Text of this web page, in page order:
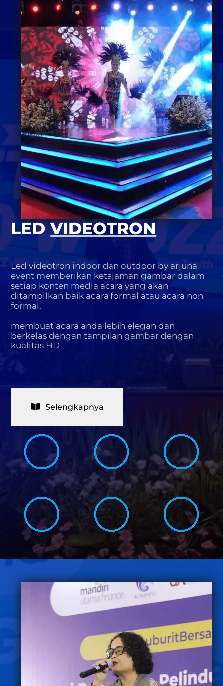
LEDVIDEOTRON
Led videotron indoor dan outdoor by arjuna
event memberikan ketajaman gambar dalam
setiap konten media acara yang akan
ditampilkan baik acara formal atau acara non
formal.
membuat acara anda lebih elegan dan
berkelas dengan tampilan gambar dengan
kualitas HD
Selengkapnya